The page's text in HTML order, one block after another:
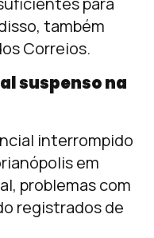
também
Correios.
suspenso na
interrompido
em
problemas com
registrados de